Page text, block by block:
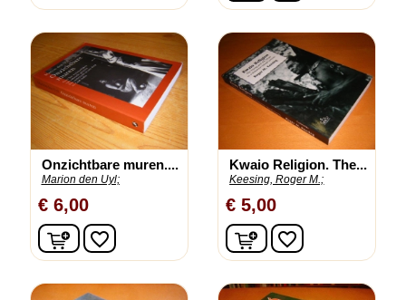
Onzichtbare muren....
Marion den Uyl;
€ 6,00
In winkelwagen
favorite_border
Kwaio Religion. The...
Keesing, Roger M.;
€ 5,00
In winkelwagen
favorite_border